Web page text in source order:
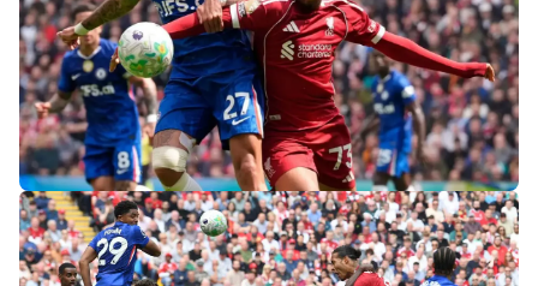
«Слот не тот человек»: болельщики
«Ливерпуля» и «Челси» разнесли тренеров
после ничьей на «Энфилде»